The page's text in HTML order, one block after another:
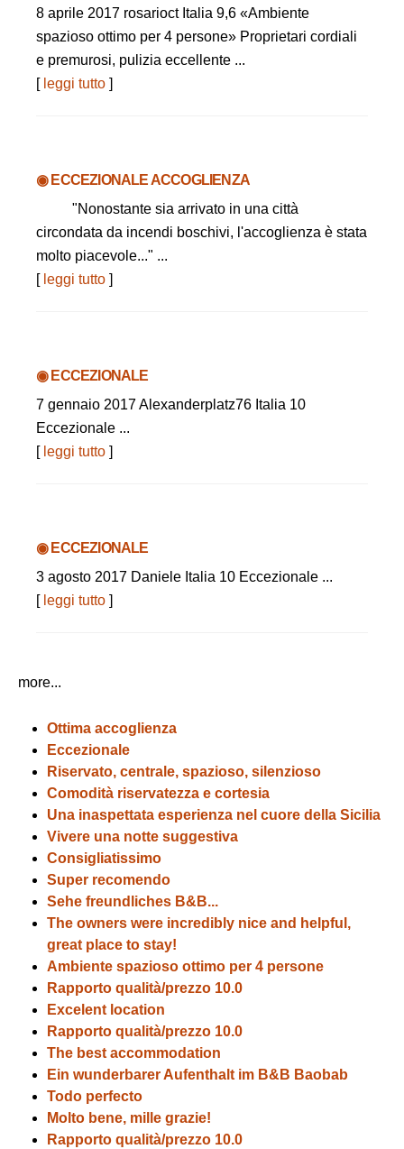
8 aprile 2017 rosarioct Italia 9,6 «Ambiente
spazioso ottimo per 4 persone» Proprietari cordiali
e premurosi, pulizia eccellente ...
[ leggi tutto ]
◉ ECCEZIONALE ACCOGLIENZA
"Nonostante sia arrivato in una città
circondata da incendi boschivi, l'accoglienza è stata
molto piacevole..." ...
[ leggi tutto ]
◉ ECCEZIONALE
7 gennaio 2017 Alexanderplatz76 Italia 10
Eccezionale ...
[ leggi tutto ]
◉ ECCEZIONALE
3 agosto 2017 Daniele Italia 10 Eccezionale ...
[ leggi tutto ]
more...
Ottima accoglienza
Eccezionale
Riservato, centrale, spazioso, silenzioso
Comodità riservatezza e cortesia
Una inaspettata esperienza nel cuore della Sicilia
Vivere una notte suggestiva
Consigliatissimo
Super recomendo
Sehe freundliches B&B...
The owners were incredibly nice and helpful,
great place to stay!
Ambiente spazioso ottimo per 4 persone
Rapporto qualità/prezzo 10.0
Excelent location
Rapporto qualità/prezzo 10.0
The best accommodation
Ein wunderbarer Aufenthalt im B&B Baobab
Todo perfecto
Molto bene, mille grazie!
Rapporto qualità/prezzo 10.0